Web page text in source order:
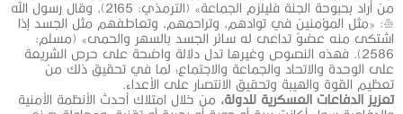
من أراد بحبوحة الجنة فليلزم الجماعة» (الترمذي: 2165)، وقال رسول الله
صلى الله عليه وسلم: «مثل المؤمنين في توادهم، وتراحمهم، وتعاطفهم مثل الجسد إذا
اشتكى منه عضوٌ تداعى له سائر الجسد بالسهر والحمى» (مسلم:
2586). فهذه النصوص وغيرها تدل دلالة واضحة على حرص الشريعة
على الوحدة والاتحاد والجماعة والاجتماع؛ لما في تحقيق ذلك من
تعظيم القوة والهيبة وتحقيق الانتصار على الأعداء.
تعزيز الدفاعات العسكرية للدولة، من خلال امتلاك أحدث الأنظمة الأمنية